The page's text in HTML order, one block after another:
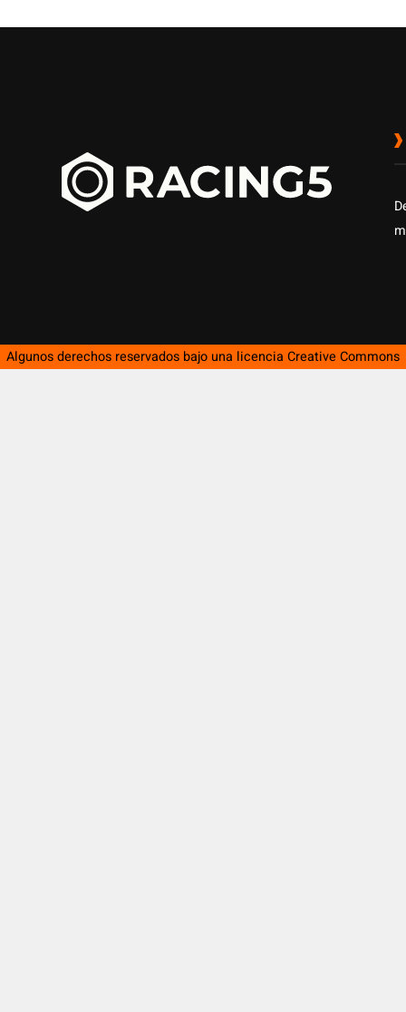
Algunos derechos reservados bajo una licencia Creative Commons